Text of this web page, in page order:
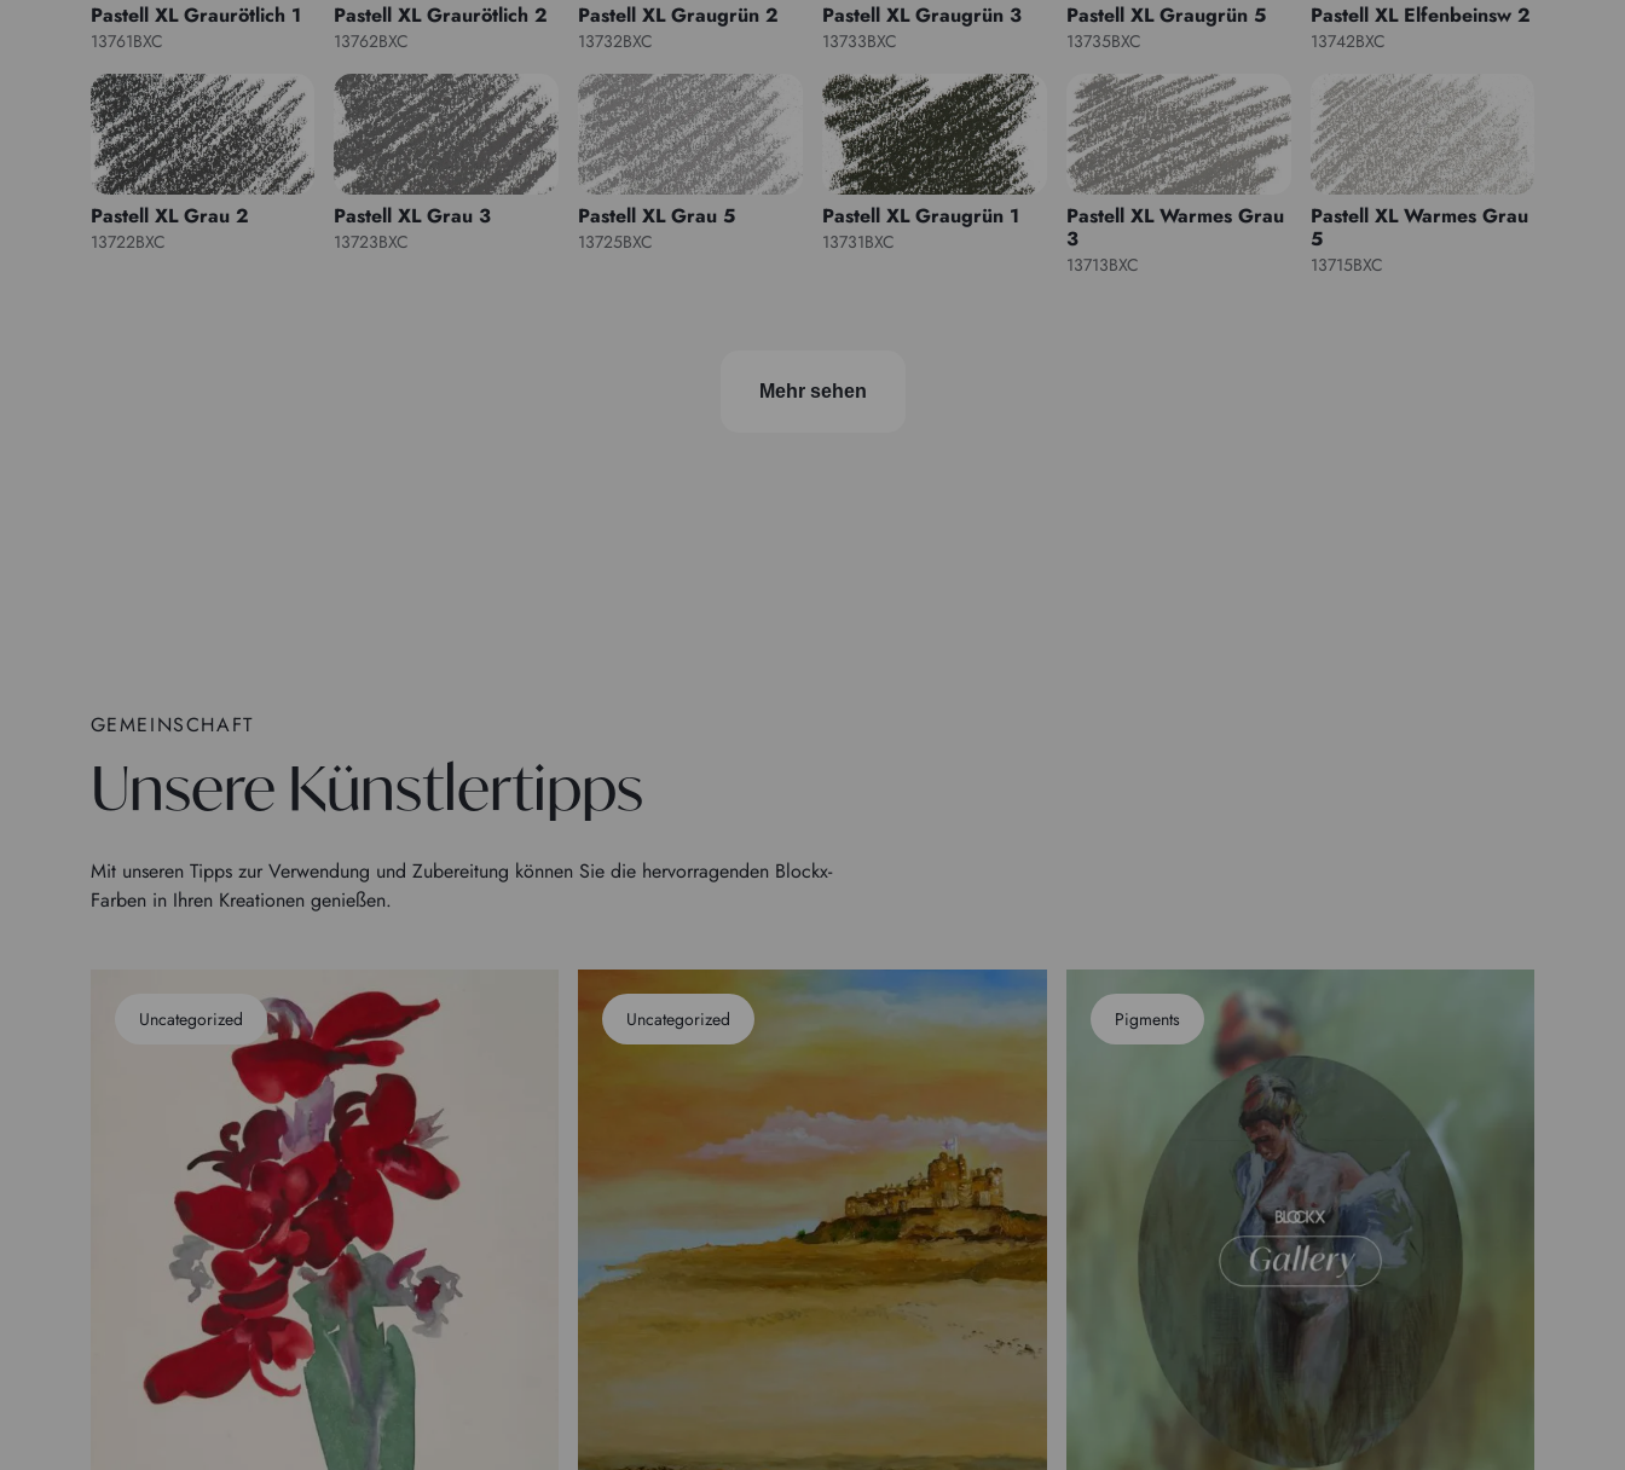
Pastell XL Graurötlich 1
13761BXC
Pastell XL Graurötlich 2
13762BXC
Pastell XL Graugrün 2
13732BXC
Pastell XL Graugrün 3
13733BXC
Pastell XL Graugrün 5
13735BXC
Pastell XL Elfenbeinsw 2
13742BXC
Pastell XL Grau 2
13722BXC
Pastell XL Grau 3
13723BXC
Pastell XL Grau 5
13725BXC
Pastell XL Graugrün 1
13731BXC
Pastell XL Warmes Grau
3
13713BXC
Pastell XL Warmes Grau
5
13715BXC
Mehr sehen
GEMEINSCHAFT
Unsere Künstlertipps
Mit unseren Tipps zur Verwendung und Zubereitung können Sie die hervorragenden Blockx-
Farben in Ihren Kreationen genießen.
Uncategorized Uncategorized Pigments